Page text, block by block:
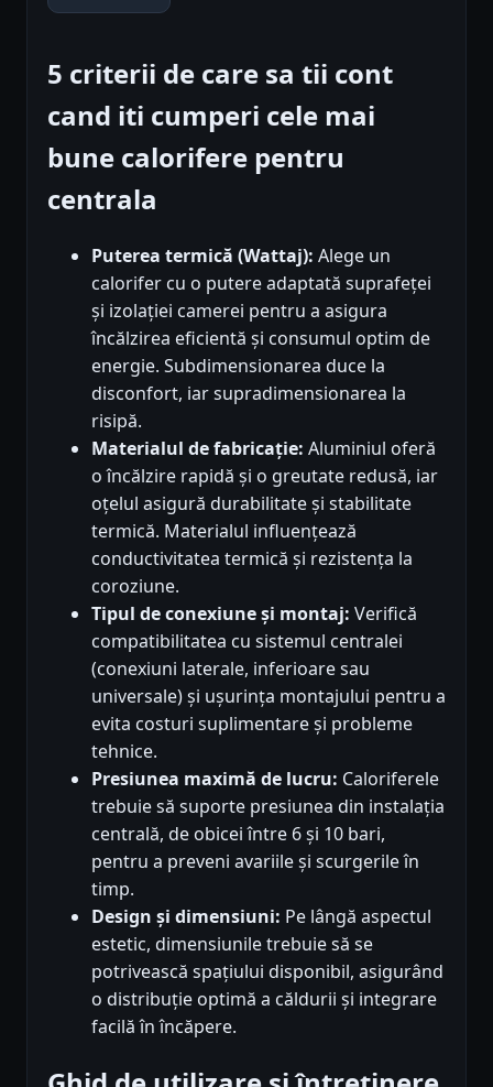
5 criterii de care sa tii cont
cand iti cumperi cele mai
bune calorifere pentru
centrala
Puterea termică (Wattaj): Alege un
calorifer cu o putere adaptată suprafeței
și izolației camerei pentru a asigura
încălzirea eficientă și consumul optim de
energie. Subdimensionarea duce la
disconfort, iar supradimensionarea la
risipă.
Materialul de fabricație: Aluminiul oferă
o încălzire rapidă și o greutate redusă, iar
oțelul asigură durabilitate și stabilitate
termică. Materialul influențează
conductivitatea termică și rezistența la
coroziune.
Tipul de conexiune și montaj: Verifică
compatibilitatea cu sistemul centralei
(conexiuni laterale, inferioare sau
universale) și ușurința montajului pentru a
evita costuri suplimentare și probleme
tehnice.
Presiunea maximă de lucru: Caloriferele
trebuie să suporte presiunea din instalația
centrală, de obicei între 6 și 10 bari,
pentru a preveni avariile și scurgerile în
timp.
Design și dimensiuni: Pe lângă aspectul
estetic, dimensiunile trebuie să se
potrivească spațiului disponibil, asigurând
o distribuție optimă a căldurii și integrare
facilă în încăpere.